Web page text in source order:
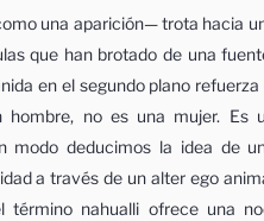
una aparición— trota hacia
que han brotado de una
en el segundo plano
hombre, no es una mujer. Es
modo deducimos la idea de
a través de un alter ego
término nahualli ofrece una